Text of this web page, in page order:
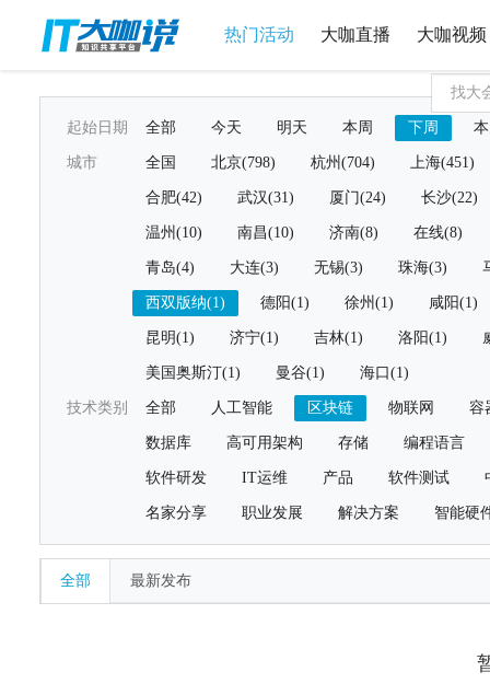
热门活动 大咖直播 大咖视频
起始日期 全部 今天 明天 本周 下周
城市 全国 北京(798) 杭州(704) 上海(451)
合肥(42) 武汉(31) 厦门(24) 长沙(22)
温州(10) 南昌(10) 济南(8) 在线(8)
青岛(4) 大连(3) 无锡(3) 珠海(3)
西双版纳(1) 德阳(1) 徐州(1) 咸阳(1)
昆明(1) 济宁(1) 吉林(1) 洛阳(1)
美国奥斯汀(1) 曼谷(1) 海口(1)
技术类别 全部 人工智能 区块链 物联网 容
数据库 高可用架构 存储 编程语言
软件研发 IT运维 产品 软件测试
名家分享 职业发展 解决方案 智能硬
全部 最新发布